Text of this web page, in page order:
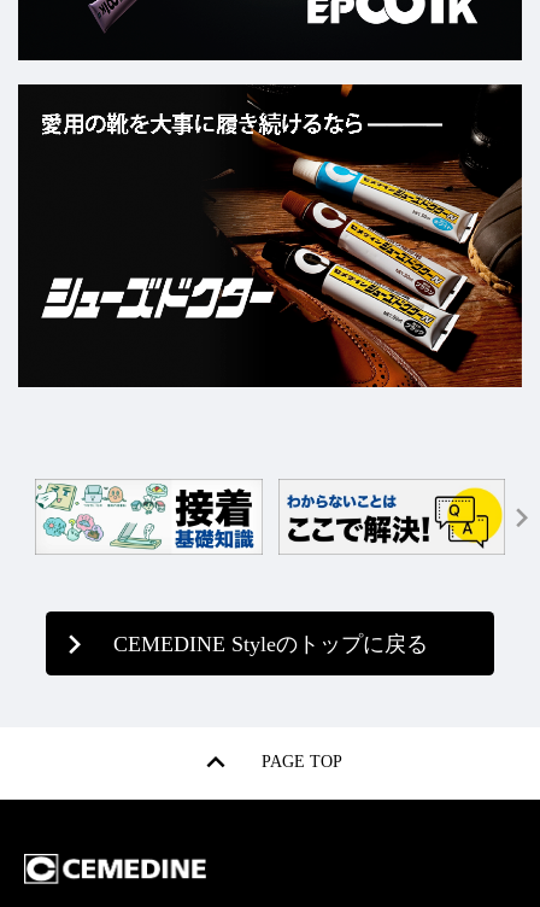
CEMEDINE Styleのトップに戻る
PAGE TOP